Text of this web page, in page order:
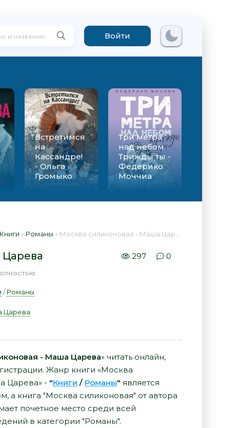
Войти
Встретимся
на
Кассандре!
- Ольга
Громыко
Три метра
над небом.
Трижды ты -
Федерико
Моччиа
Книги » Романы » Москва силиконовая - Маша Царева 📕 - Книга онлайн бесплатно
297 0
/Романы
Царева
- Маша Царева» читать онлайн,
Жанр книги «Москва
Царева» - "Книги / Романы" является
а книга "Москва силиконовая" от автора
почетное место среди всей
в категории "Романы".